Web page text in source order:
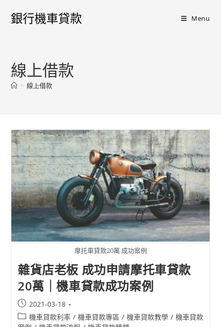
銀行機車貸款 Menu
線上借款
> 線上借款
摩托車貸款20萬 成功案例
雜貨店老板 成功申請摩托車貸款
20萬｜機車貸款成功案例
2021-03-18
機車貸款利率 / 機車貸款專區 / 機車貸款教學 / 機車貸款